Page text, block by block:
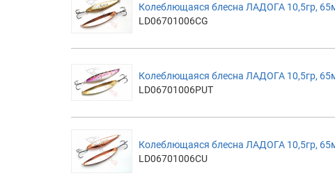
Колеблющаяся блесна ЛАДОГА 10,5гр,
LD06701006CG
Колеблющаяся блесна ЛАДОГА 10,5гр,
LD06701006PUT
Колеблющаяся блесна ЛАДОГА 10,5гр,
LD06701006CU